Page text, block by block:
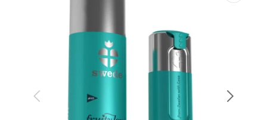
multimedia